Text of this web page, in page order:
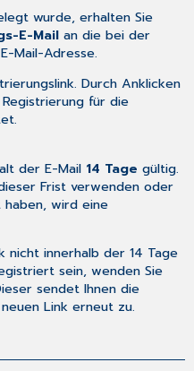
wurde, erhalten Sie
E-Mail an die bei der
Mail-Adresse.
Durch Anklicken
für die
der E-Mail 14 Tage gültig.
Frist verwenden oder
wird eine
nicht innerhalb der 14 Tage
sein, wenden Sie
sendet Ihnen die
Link erneut zu.